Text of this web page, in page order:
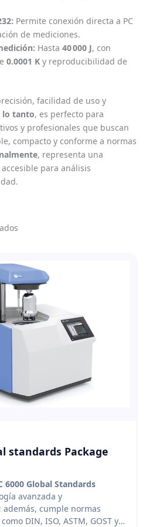
Permite conexión directa a PC
de mediciones.
Hasta 40 000 J, con
0.0001 K y reproducibilidad de
facilidad de uso y
lo tanto, es perfecto para
y profesionales que buscan
compacto y conforme a normas
, representa una
para análisis
standards Package
6000 Global Standards
avanzada y
cumple normas
DIN, ISO, ASTM, GOST y